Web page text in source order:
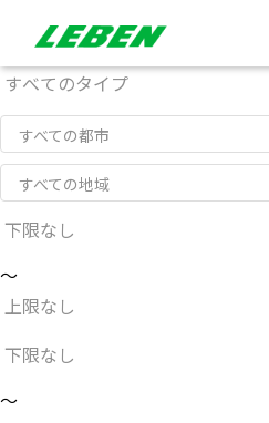
すべての都市
すべての地域
～
～